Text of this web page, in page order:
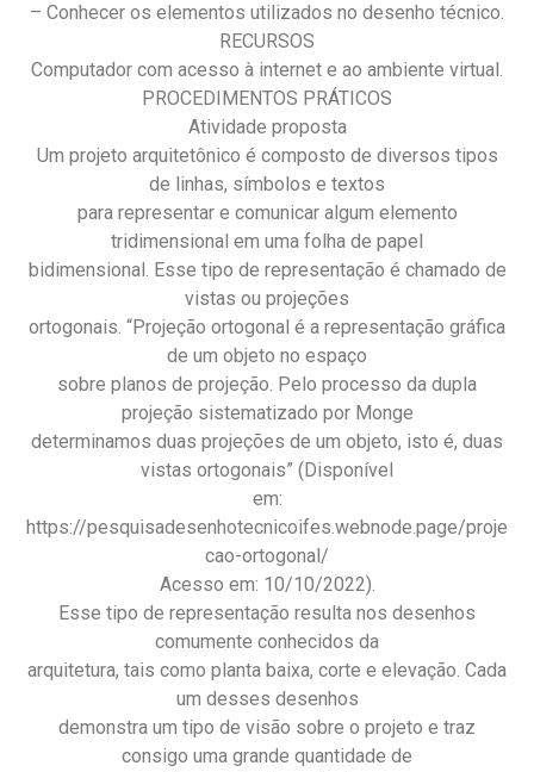
– Conhecer os elementos utilizados no desenho técnico.
RECURSOS
Computador com acesso à internet e ao ambiente virtual.
PROCEDIMENTOS PRÁTICOS
Atividade proposta
Um projeto arquitetônico é composto de diversos tipos
de linhas, símbolos e textos
para representar e comunicar algum elemento
tridimensional em uma folha de papel
bidimensional. Esse tipo de representação é chamado de
vistas ou projeções
ortogonais. “Projeção ortogonal é a representação gráfica
de um objeto no espaço
sobre planos de projeção. Pelo processo da dupla
projeção sistematizado por Monge
determinamos duas projeções de um objeto, isto é, duas
vistas ortogonais” (Disponível
em:
https://pesquisadesenhotecnicoifes.webnode.page/proje
cao-ortogonal/
Acesso em: 10/10/2022).
Esse tipo de representação resulta nos desenhos
comumente conhecidos da
arquitetura, tais como planta baixa, corte e elevação. Cada
um desses desenhos
demonstra um tipo de visão sobre o projeto e traz
consigo uma grande quantidade de